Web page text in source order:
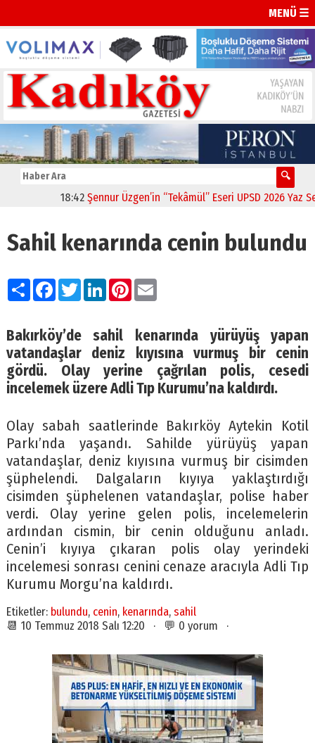
MENÜ ☰
18:42 Şennur Üzgen’in “Tekâmül” Eseri UPSD 2026 Yaz
Sahil kenarında cenin bulundu
PaylaşFacebook
TwitterLinkedIn
Pinterest
Email
Bakırköy’de sahil kenarında yürüyüş yapan
vatandaşlar deniz kıyısına vurmuş bir cenin
gördü. Olay yerine çağrılan polis, cesedi
incelemek üzere Adli Tıp Kurumu’na kaldırdı.
Olay sabah saatlerinde Bakırköy Aytekin Kotil
Parkı’nda yaşandı. Sahilde yürüyüş yapan
vatandaşlar, deniz kıyısına vurmuş bir cisimden
şüphelendi. Dalgaların kıyıya yaklaştırdığı
cisimden şüphelenen vatandaşlar, polise haber
verdi. Olay yerine gelen polis, incelemelerin
ardından cismin, bir cenin olduğunu anladı.
Cenin’i kıyıya çıkaran polis olay yerindeki
incelemesi sonrası cenini cenaze aracıyla Adli Tıp
Kurumu Morgu’na kaldırdı.
Etiketler: bulundu, cenin, kenarında, sahil
📆 10 Temmuz 2018 Salı 12:20 · 💬 0 yorum ·